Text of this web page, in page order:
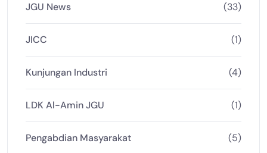
JGU News (33)
JICC (1)
Kunjungan Industri (4)
LDK Al-Amin JGU (1)
Pengabdian Masyarakat (5)